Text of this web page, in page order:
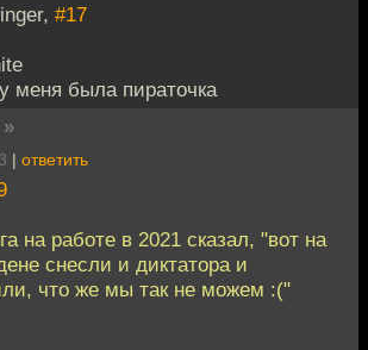
#17
меня была пираточка
»
| ответить
на работе в 2021 сказал, "вот на
снесли и диктатора и
что же мы так не можем :("